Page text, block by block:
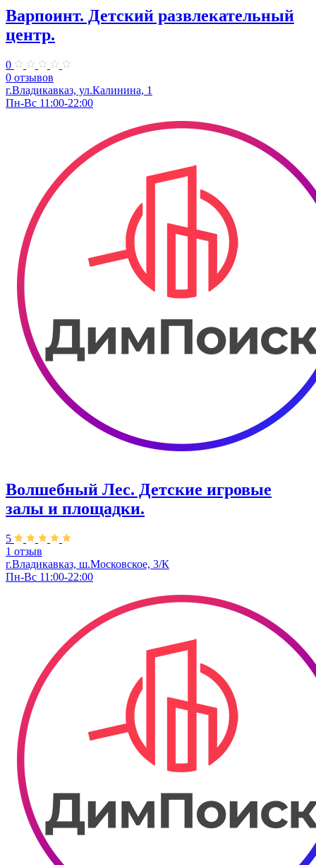
Варпоинт. Детский развлекательный
центр.
0
0 отзывов
г.Владикавказ, ул.Калинина, 1
Пн-Вс 11:00-22:00
Волшебный Лес. Детские игровые
залы и площадки.
5
1 отзыв
г.Владикавказ, ш.Московское, 3/К
Пн-Вс 11:00-22:00